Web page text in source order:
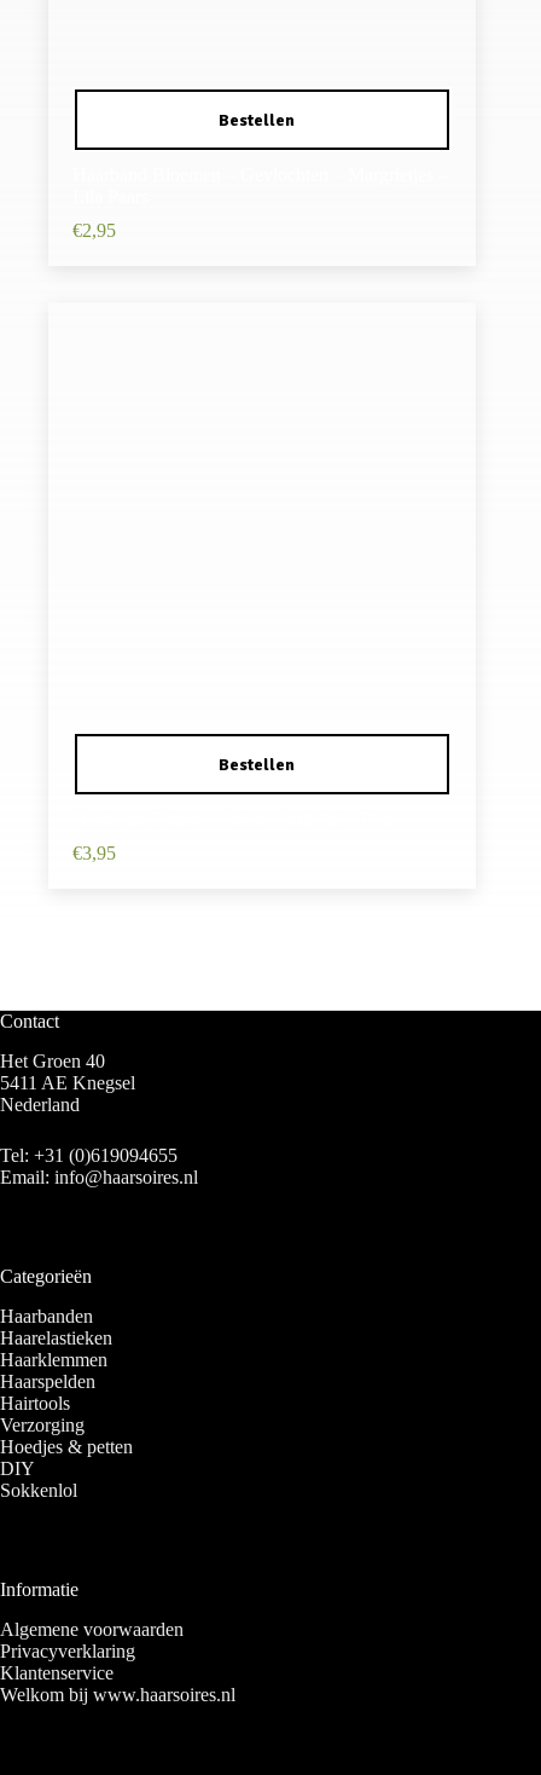
€2,95
€3,95
Contact
Het Groen 40
5411 AE Knegsel
Nederland
Tel: +31 (0)619094655
Email: info@haarsoires.nl
Categorieën
Haarbanden
Haarelastieken
Haarklemmen
Haarspelden
Hairtools
Verzorging
Hoedjes & petten
DIY
Sokkenlol
Informatie
Algemene voorwaarden
Privacyverklaring
Klantenservice
Welkom bij www.haarsoires.nl